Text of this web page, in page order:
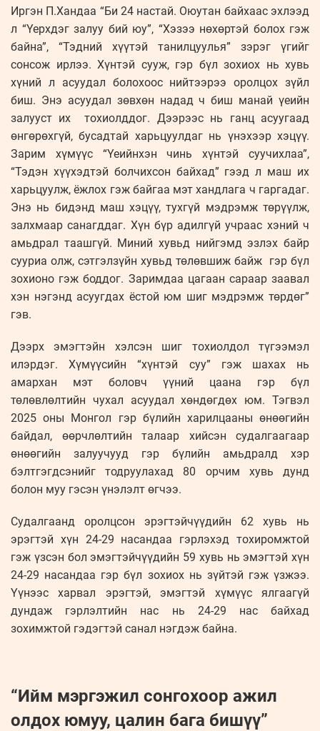
Иргэн П.Хандаа “Би 24 настай. Оюутан байхаас эхлээд
л “Үерхдэг залуу бий юу”, “Хэзээ нөхөртэй болох гэж
байна”, “Тэдний хүүтэй танилцуулья” зэрэг үгийг
сонсож ирлээ. Хүнтэй сууж, гэр бүл зохиох нь хувь
хүний л асуудал болохоос нийтээрээ оролцох зүйл
биш. Энэ асуудал зөвхөн надад ч биш манай үеийн
залууст их тохиолддог. Дээрээс нь ганц асуугаад
өнгөрөхгүй, бусадтай харьцуулдаг нь үнэхээр хэцүү.
Зарим хүмүүс “Үеийнхэн чинь хүнтэй суучихлаа”,
“Тэдэн хүүхэдтэй болчихсон байхад” гээд л маш их
харьцуулж, ёжлох гэж байгаа мэт хандлага ч гаргадаг.
Энэ нь бидэнд маш хэцүү, тухгүй мэдрэмж төрүүлж,
залхмаар санагддаг. Хүн бүр адилгүй учраас хэний ч
амьдрал таашгүй. Миний хувьд нийгэмд эзлэх байр
сууриа олж, сэтгэлзүйн хувьд төлөвшиж байж гэр бүл
зохионо гэж боддог. Заримдаа цагаан сараар заавал
хэн нэгэнд асуугдах ёстой юм шиг мэдрэмж төрдөг”
гэв.
Дээрх эмэгтэйн хэлсэн шиг тохиолдол түгээмэл
илэрдэг. Хүмүүсийн “хүнтэй суу” гэж шахах нь
амархан мэт боловч үүний цаана гэр бүл
төлөвлөлтийн чухал асуудал хөндөгдөх юм. Тэгвэл
2025 оны Монгол гэр бүлийн харилцааны өнөөгийн
байдал, өөрчлөлтийн талаар хийсэн судалгаагаар
өнөөгийн залуучууд гэр бүлийн амьдралд хэр
бэлтгэгдсэнийг тодруулахад 80 орчим хувь дунд
болон муу гэсэн үнэлэлт өгчээ.
Судалгаанд оролцсон эрэгтэйчүүдийн 62 хувь нь
эрэгтэй хүн 24-29 насандаа гэрлэхэд тохиромжтой
гэж үзсэн бол эмэгтэйчүүдийн 59 хувь нь эмэгтэй хүн
24-29 насандаа гэр бүл зохиох нь зүйтэй гэж үзжээ.
Үүнээс харвал эрэгтэй, эмэгтэй хүмүүс ялгаагүй
дундаж гэрлэлтийн нас нь 24-29 нас байхад
зохимжтой гэдэгтэй санал нэгдэж байна.
“Ийм мэргэжил сонгохоор ажил
олдох юмуу, цалин бага бишүү”